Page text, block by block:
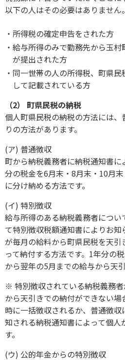
以下の人はその必要はありません。
所得税の確定申告をされた方
給与所得のみで勤務先から玉
が提出された方
同一世帯の人の所得税、町県民
して記載されている方
（2） 町県民税の納税
個人町県民税の納税の方法には
りの方法があります。
(ア) 普通徴収
町から納税義務者に納税通知書
分の税金を6月末・8月末・10月
に分け納める方法です。
(イ) 特別徴収
給与所得のある納税義務者につ
て特別徴収税額通知書によりお知
が毎月の給料から町県民税を天
って納付する方法です。1年分の
から翌年の5月までの給与から天引
※ 特別徴収されている納税義務
から天引きでの納付ができない
時に一括徴収されるか、普通徴
知される納税通知書によって個人
す。
(ウ) 公的年金からの特別徴収